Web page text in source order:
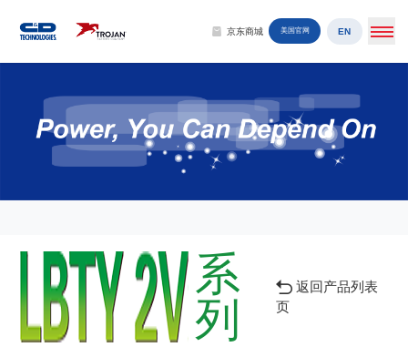
京东商城 美国官网 EN
系
列
返回产品列表
页